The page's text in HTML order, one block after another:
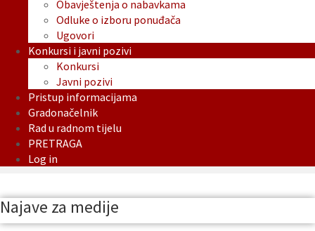
Obavještenja o nabavkama
Odluke o izboru ponuđača
Ugovori
Konkursi i javni pozivi
Konkursi
Javni pozivi
Pristup informacijama
Gradonačelnik
Rad u radnom tijelu
PRETRAGA
Log in
Najave za medije